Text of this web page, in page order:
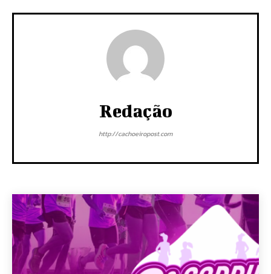
Redação
http://cachoeiropost.com